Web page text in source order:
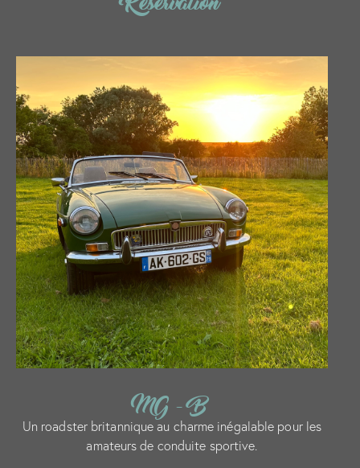
Réservation
MG - B
Un roadster britannique au charme inégalable pour les
amateurs de conduite sportive.